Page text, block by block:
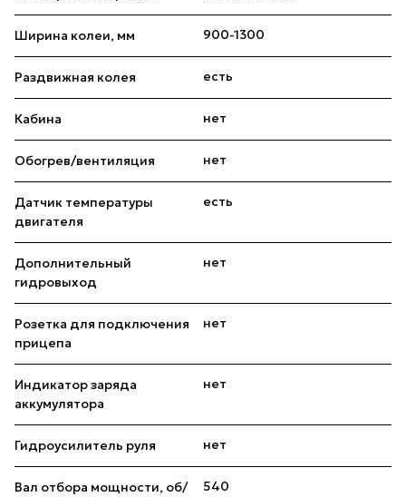
Ширина колеи, мм 900-1300
Раздвижная колея есть
Кабина нет
Обогрев/вентиляция нет
Датчик температуры
двигателя
есть
Дополнительный
гидровыход
нет
Розетка для подключения
прицепа
нет
Индикатор заряда
аккумулятора
нет
Гидроусилитель руля нет
Вал отбора мощности, об/
540